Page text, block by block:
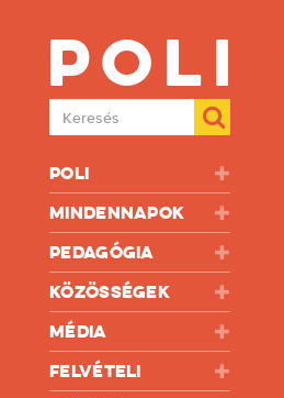
Poli
Mindennapok
Pedagógia
Közösségek
Média
Felvételi
Poli
Keresés